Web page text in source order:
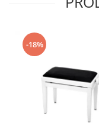
-18%